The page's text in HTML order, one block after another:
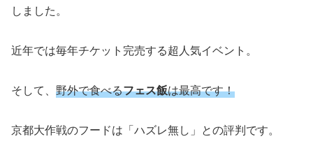
しました。
近年では毎年チケット完売する超人気イベント。
そして、 野外で食べるフェス飯は最高です！
京都大作戦のフードは「ハズレ無し」との評判です。